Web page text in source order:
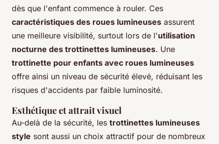
dès que l'enfant commence à rouler. Ces
caractéristiques des roues lumineuses assurent
une meilleure visibilité, surtout lors de l'utilisation
nocturne des trottinettes lumineuses. Une
trottinette pour enfants avec roues lumineuses
offre ainsi un niveau de sécurité élevé, réduisant les
risques d'accidents par faible luminosité.
Esthétique et attrait visuel
Au-delà de la sécurité, les trottinettes lumineuses
style sont aussi un choix attractif pour de nombreux